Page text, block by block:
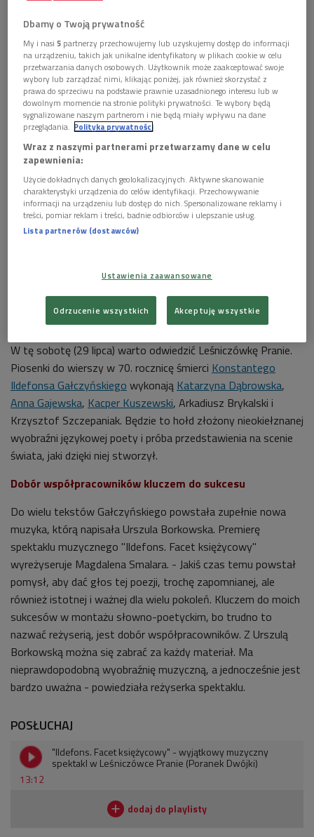
1880 roku
Foto: Shutterstock/piotrbb
Muzeum w Leśniczówce Pranie
29 czerwca 1980 r. otwarto Muzeum Konstantego Ildefonsa
Gałczyńskiego w Leśniczówce Pranie w Puszczy Piskiej na
osiedlić się tam na stałe, ale plany te zniweczyła nagła śmierć
poety w grudniu 1953 roku.
Hołd dla nieokiełznanej wyobraźni językowej poety
W tę sobotę (29 lipca) warto odwiedzić Leśniczówkę Pranie.
Piosenki do wierszy w 70. rocznicę śmierci Konstantego
Ildefonsa Gałczyńskiego wykonają Katarzyna Dąbrowska,
Anna Gajewska, Kacper Kuszewski, Arkadiusz Brykalski i
Krzysztof Szczepaniak. Będzie to hołd złożony nieokiełznanej
wyobraźni językowej poety i próba przedstawienia na scenie
świata, jaki dzięki niej stworzył.
Dobór współpracowników kluczem do sukcesu
Do wielu tekstów Gałczyńskiego powstała zupełnie nowa
muzyka, którą napisała Urszula Borkowska. Premierę
spektaklu muzycznego "Ildefons. Facet księżycowy"
wyreżyseruje Magdalena Smalara. - Jakiś czas temu powstał
pomysł, aby dać głos tej poezji, trochę zapomnianej, ale
również istotnej i ważnej dla wielu pokoleń. Kluczem do moich
sukcesów w montażu słowno-poetyckim, bo trudno to
nazwać reżyserią, jest dobór współpracowników. Z Urszulą
Borkowską można się zabrać za każdy materiał. Ma
nieprawdopodobną wyobraźnię muzyczną, a jednocześnie jest
bardzo uważna - powiedziała reżyserka spektaklu.
POSŁUCHAJ
13:12
"Ildefons. Facet księżycowy" - wyjątkowy muzyczny
spektakl w Leśniczówce Pranie (Poranek Dwójki)
Dbamy o Twoją prywatność
My i nasi 5 partnerzy przechowujemy lub uzyskujemy dostęp do informacji
na urządzeniu, takich jak unikalne identyfikatory w plikach cookie w celu
przetwarzania danych osobowych. Użytkownik może zaakceptować swoje
wybory lub zarządzać nimi, klikając poniżej, jak również skorzystać z
prawa do sprzeciwu na podstawie prawnie uzasadnionego interesu lub w
dowolnym momencie na stronie polityki prywatności. Te wybory będą
sygnalizowane naszym partnerom i nie będą miały wpływu na dane
przeglądania.
Polityka prywatności
Wraz z naszymi partnerami przetwarzamy dane w celu
zapewnienia:
Użycie dokładnych danych geolokalizacyjnych. Aktywne skanowanie
charakterystyki urządzenia do celów identyfikacji. Przechowywanie
informacji na urządzeniu lub dostęp do nich. Spersonalizowane reklamy i
treści, pomiar reklam i treści, badnie odbiorców i ulepszanie usług.
Lista partnerów (dostawców)
Ustawienia zaawansowane
Odrzucenie wszystkich Akceptuję wszystkie